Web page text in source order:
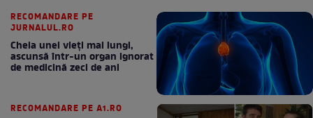
RECOMANDARE PE
JURNALUL.RO
Cheia unei vieți mai lungi,
ascunsă într-un organ ignorat
de medicină zeci de ani
RECOMANDARE PE A1.RO